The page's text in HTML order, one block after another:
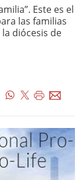
Este es el
las familias
diócesis de